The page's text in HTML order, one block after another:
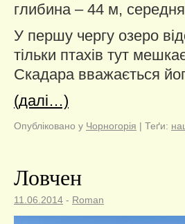
глибина – 44 м,
У першу чергу озеро
тільки птахів тут
Скадара вважається
(далі…)
Опубліковано у Чорногорія | Теґи:
Ловчен
11.06.2014 - Roman